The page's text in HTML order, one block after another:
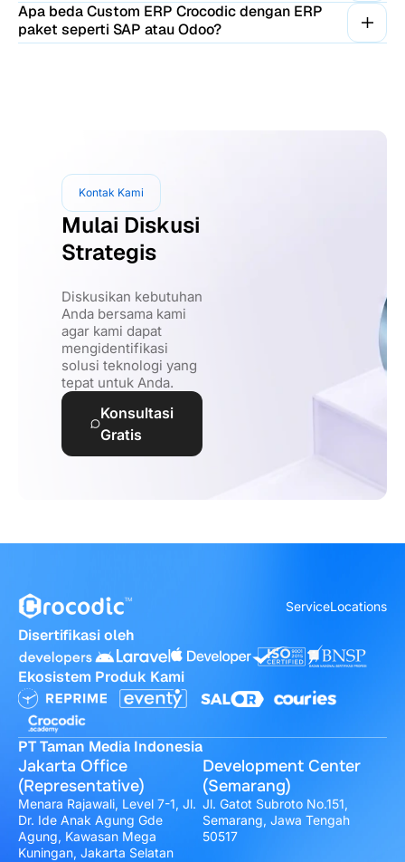
Apa beda Custom ERP Crocodic dengan ERP
paket seperti SAP atau Odoo?
Kontak Kami
Mulai Diskusi
Strategis
Diskusikan kebutuhan
Anda bersama kami
agar kami dapat
mengidentifikasi
solusi teknologi yang
tepat untuk Anda.
Konsultasi
Gratis
ServiceLocations
Disertifikasi oleh
Ekosistem Produk Kami
PT Taman Media Indonesia
Jakarta Office
(Representative)
Menara Rajawali, Level 7-1, Jl.
Dr. Ide Anak Agung Gde
Agung, Kawasan Mega
Kuningan, Jakarta Selatan
Development Center
(Semarang)
Jl. Gatot Subroto No.151,
Semarang, Jawa Tengah
50517